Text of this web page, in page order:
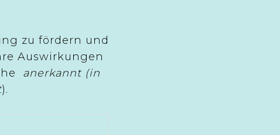
zu fördern und
Auswirkungen
anerkannt (in
).